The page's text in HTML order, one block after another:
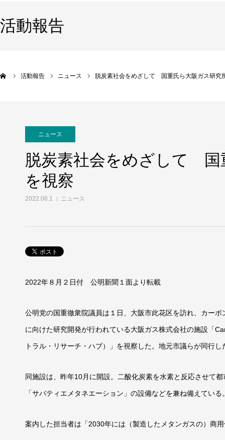
活動報告
活動報告 ニュース 脱炭素社会をめざして 国重氏ら大阪ガス研究
ニュース
脱炭素社会をめざして 国
を視察
2022.08.1 ニュース
2022年８月２日付 公明新聞１面より転載
公明党の国重徹衆院議員は１日、大阪市此花区を訪れ、カー
に向けた研究開発が行われている大阪ガス株式会社の施設
トラル・リサーチ・ハブ）」を視察した。地元市議らが同行し
同施設は、昨年10月に開設。二酸化炭素を水素と反応させて
「サバティエメタネエーション」の設備などを兼ね備えている
案内した担当者は「2030年には（製造したメタンガスの）商